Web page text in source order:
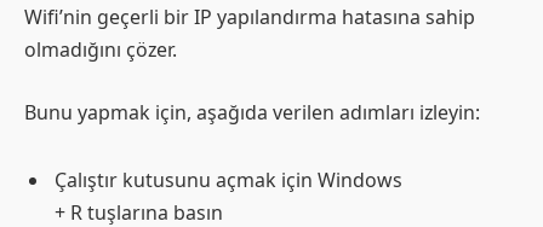
Wifi’nin geçerli bir IP yapılandırma hatasına sahip
olmadığını çözer.
Bunu yapmak için, aşağıda verilen adımları izleyin:
Çalıştır kutusunu açmak için Windows
+ R tuşlarına basın